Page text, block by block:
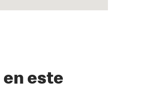
este